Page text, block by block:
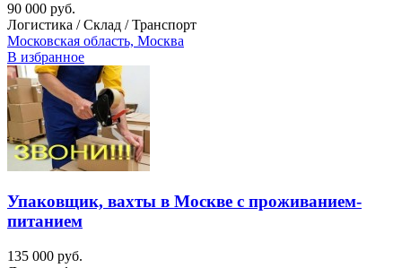
90 000 руб.
Логистика / Склад / Транспорт
Московская область, Москва
В избранное
Упаковщик, вахты в Москве с проживанием-
питанием
135 000 руб.